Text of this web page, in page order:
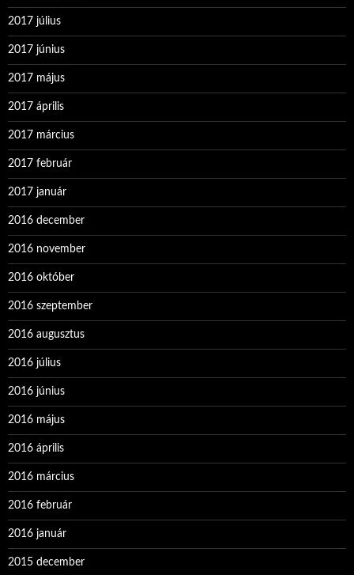
2017 július
2017 június
2017 május
2017 április
2017 március
2017 február
2017 január
2016 december
2016 november
2016 október
2016 szeptember
2016 augusztus
2016 július
2016 június
2016 május
2016 április
2016 március
2016 február
2016 január
2015 december